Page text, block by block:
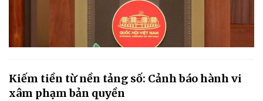
Kiếm tiền từ nền tảng số: Cảnh báo hành vi
xâm phạm bản quyền